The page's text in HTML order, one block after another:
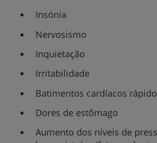
Insónia
Nervosismo
Inquietação
Irritabilidade
Batimentos cardíacos
Dores de estômago
Aumento dos níveis de